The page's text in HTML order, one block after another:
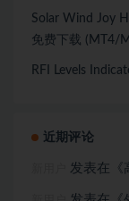
Solar Wind Joy
免费下载 (MT4/
RFI Levels
近期评论
发表在《